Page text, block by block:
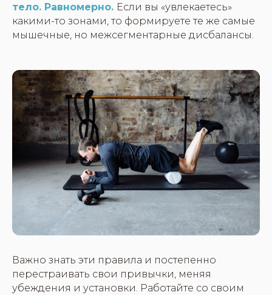
тело. Равномерно. Если вы «увлекаетесь»
какими-то зонами, то формируете те же самые
мышечные, но межсегментарные дисбалансы.
Важно знать эти правила и постепенно
перестраивать свои привычки, меняя
убеждения и установки. Работайте со своим